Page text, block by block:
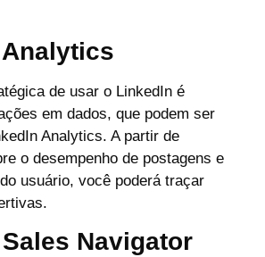
de usar o LinkedIn é
em dados, que podem ser
Analytics. A partir de
o desempenho de postagens e
usuário, você poderá traçar
Navigator